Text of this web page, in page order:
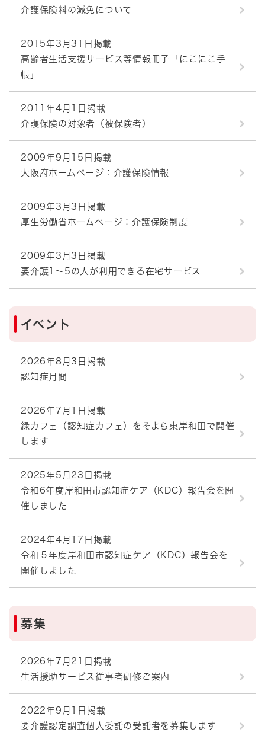
介護保険料の減免について
2015年3月31日掲載
高齢者生活支援サービス等情報冊子「にこにこ手
帳」
2011年4月1日掲載
介護保険の対象者（被保険者）
2009年9月15日掲載
大阪府ホームページ：介護保険情報
2009年3月3日掲載
厚生労働省ホームページ：介護保険制度
2009年3月3日掲載
要介護1～5の人が利用できる在宅サービス
イベント
2026年8月3日掲載
認知症月間
2026年7月1日掲載
緑カフェ（認知症カフェ）をそよら東岸和田で開催
します
2025年5月23日掲載
令和6年度岸和田市認知症ケア（KDC）報告会を開
催しました
2024年4月17日掲載
令和５年度岸和田市認知症ケア（KDC）報告会を
開催しました
募集
2026年7月21日掲載
生活援助サービス従事者研修ご案内
2022年9月1日掲載
要介護認定調査個人委託の受託者を募集します